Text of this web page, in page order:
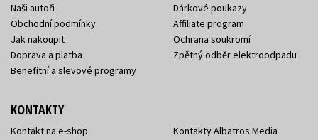
Naši autoři
Obchodní podmínky
Jak nakoupit
Doprava a platba
Benefitní a slevové programy
Dárkové poukazy
Affiliate program
Ochrana soukromí
Zpětný odběr elektroodpadu
KONTAKTY
Kontakt na e-shop
Kontakty Albatros Media